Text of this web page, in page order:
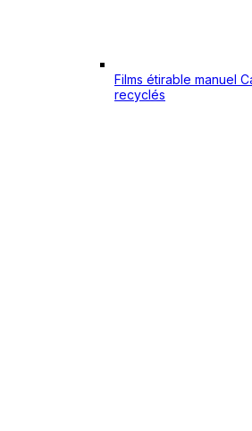
Films étirable manuel
recyclés